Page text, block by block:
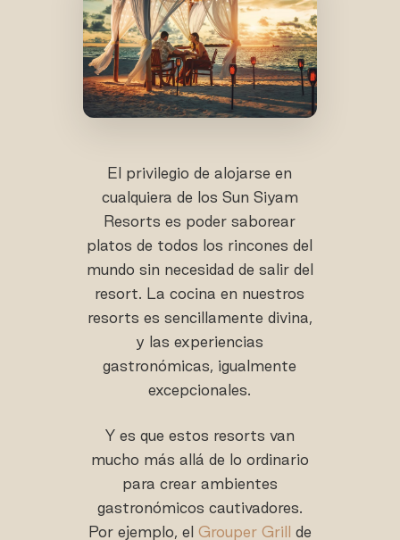
El privilegio de alojarse en
cualquiera de los Sun Siyam
Resorts es poder saborear
platos de todos los rincones del
mundo sin necesidad de salir del
resort. La cocina en nuestros
resorts es sencillamente divina,
y las experiencias
gastronómicas, igualmente
excepcionales.
Y es que estos resorts van
mucho más allá de lo ordinario
para crear ambientes
gastronómicos cautivadores.
Por ejemplo, el Grouper Grill
de